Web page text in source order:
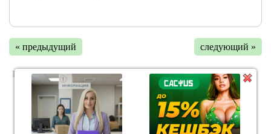
« предыдущий следующий »
ПОХОЖИЕ ЗАДАНИЯ:
1. Поставьте ударение. Алкоголь, каталог, баловать,
шофер, приобретенный, ходатайствовать, творог,
звонит, дефис, документ. 2. Вставить пропущенные